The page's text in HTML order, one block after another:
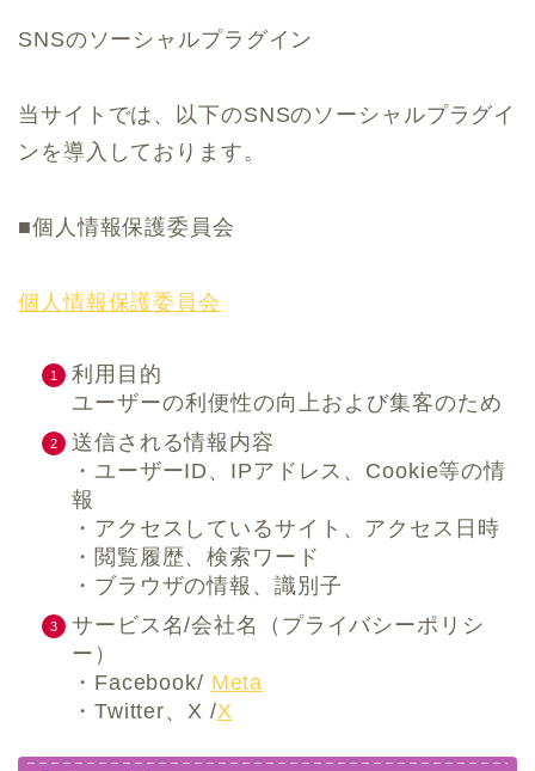
SNSのソーシャルプラグイン
当サイトでは、以下のSNSのソーシャルプラグイ
ンを導入しております。
■個人情報保護委員会
個人情報保護委員会
利用目的
ユーザーの利便性の向上および集客のため
送信される情報内容
・ユーザーID、IPアドレス、Cookie等の情
報
・アクセスしているサイト、アクセス日時
・閲覧履歴、検索ワード
・ブラウザの情報、識別子
サービス名/会社名（プライバシーポリシ
ー）
・Facebook/ Meta
・Twitter、X /X